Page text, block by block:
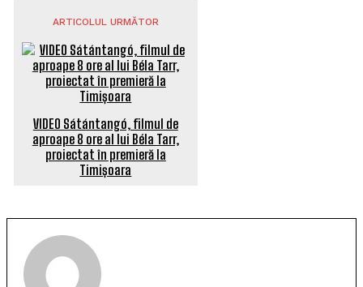
ARTICOLUL URMĂTOR
VIDEO Sátántangó, filmul de
aproape 8 ore al lui Béla Tarr,
proiectat în premieră la
Timișoara